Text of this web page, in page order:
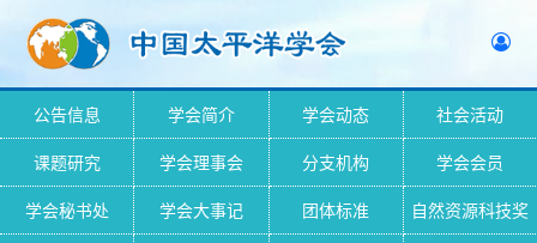
公告信息 学会简介 学会动态 社会活动
课题研究 学会理事会 分支机构 学会会员
学会秘书处 学会大事记 团体标准 自然资源科技奖